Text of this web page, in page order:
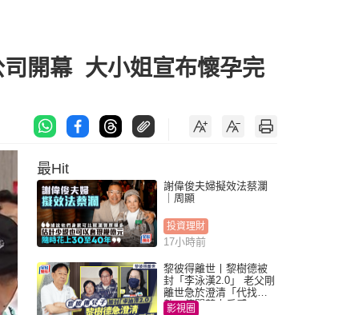
開幕 大小姐宣布懷孕完
最Hit
謝偉俊夫婦擬效法蔡瀾
｜周顯
投資理財
17小時前
黎彼得離世丨黎樹德被
封「李泳漢2.0」 老父剛
離世急於澄清「代找卡
數」傳聞惹人反感
影視圈